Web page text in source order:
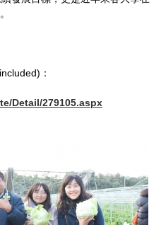
：
Detail/279105.aspx